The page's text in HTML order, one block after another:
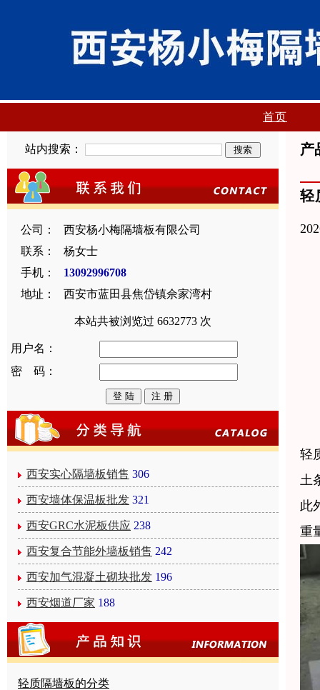
首页
站内搜索：
公司：
西安杨小梅隔墙板有限公司
联系：
杨女士
手机：
13092996708
地址：
西安市蓝田县焦岱镇佘家湾村
本站共被浏览过 6632773 次
用户名：
密 码：
西安实心隔墙板销售 306
西安墙体保温板批发 321
西安GRC水泥板供应 238
西安复合节能外墙板销售 242
西安加气混凝土砌块批发 196
西安烟道厂家 188
轻质隔墙板的分类
产
轻
轻
土
此
重